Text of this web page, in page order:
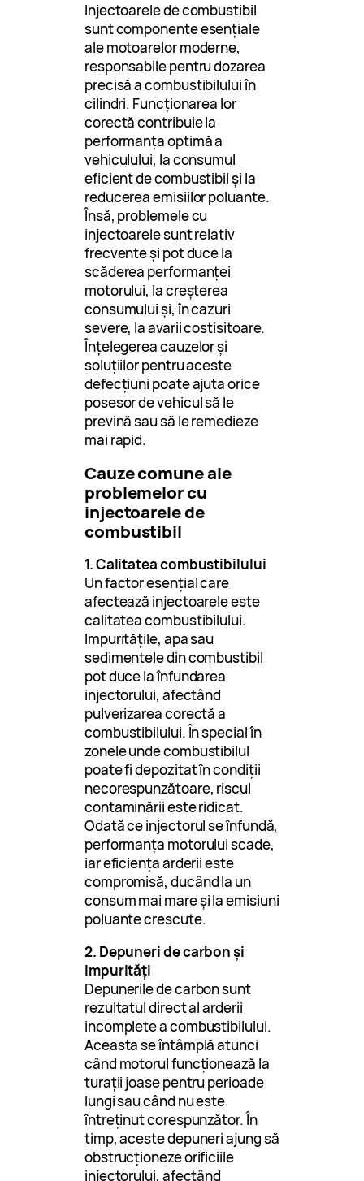
Injectoarele de combustibil
sunt componente esențiale
ale motoarelor moderne,
responsabile pentru dozarea
precisă a combustibilului în
cilindri. Funcționarea lor
corectă contribuie la
performanța optimă a
vehiculului, la consumul
eficient de combustibil și la
reducerea emisiilor poluante.
Însă, problemele cu
injectoarele sunt relativ
frecvente și pot duce la
scăderea performanței
motorului, la creșterea
consumului și, în cazuri
severe, la avarii costisitoare.
Înțelegerea cauzelor și
soluțiilor pentru aceste
defecțiuni poate ajuta orice
posesor de vehicul să le
prevină sau să le remedieze
mai rapid.
Cauze comune ale
problemelor cu
injectoarele de
combustibil
1. Calitatea combustibilului
Un factor esențial care
afectează injectoarele este
calitatea combustibilului.
Impuritățile, apa sau
sedimentele din combustibil
pot duce la înfundarea
injectorului, afectând
pulverizarea corectă a
combustibilului. În special în
zonele unde combustibilul
poate fi depozitat în condiții
necorespunzătoare, riscul
contaminării este ridicat.
Odată ce injectorul se înfundă,
performanța motorului scade,
iar eficiența arderii este
compromisă, ducând la un
consum mai mare și la emisiuni
poluante crescute.
2. Depuneri de carbon și
impurități
Depunerile de carbon sunt
rezultatul direct al arderii
incomplete a combustibilului.
Aceasta se întâmplă atunci
când motorul funcționează la
turații joase pentru perioade
lungi sau când nu este
întreținut corespunzător. În
timp, aceste depuneri ajung să
obstrucționeze orificiile
injectorului, afectând